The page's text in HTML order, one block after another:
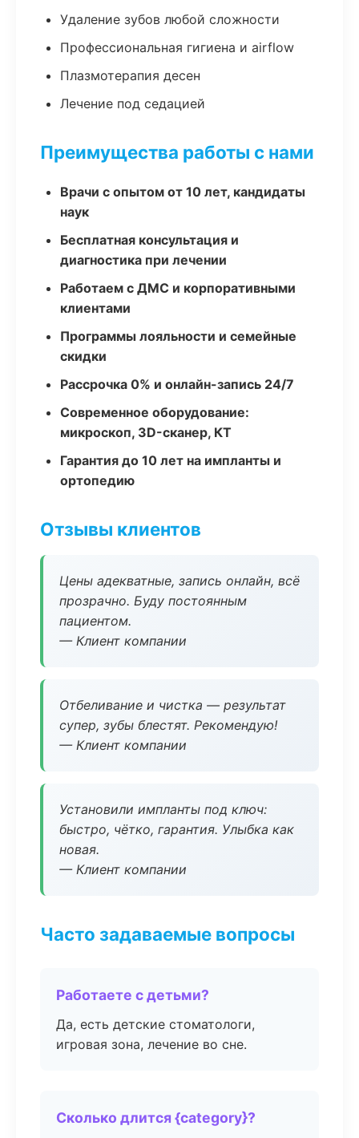
Удаление зубов любой сложности
Профессиональная гигиена и airflow
Плазмотерапия десен
Лечение под седацией
Преимущества работы с нами
Врачи с опытом от 10 лет, кандидаты
наук
Бесплатная консультация и
диагностика при лечении
Работаем с ДМС и корпоративными
клиентами
Программы лояльности и семейные
скидки
Рассрочка 0% и онлайн-запись 24/7
Современное оборудование:
микроскоп, 3D-сканер, КТ
Гарантия до 10 лет на импланты и
ортопедию
Отзывы клиентов
Цены адекватные, запись онлайн, всё
прозрачно. Буду постоянным
пациентом.
— Клиент компании
Отбеливание и чистка — результат
супер, зубы блестят. Рекомендую!
— Клиент компании
Установили импланты под ключ:
быстро, чётко, гарантия. Улыбка как
новая.
— Клиент компании
Часто задаваемые вопросы
Работаете с детьми?
Да, есть детские стоматологи,
игровая зона, лечение во сне.
Сколько длится {category}?